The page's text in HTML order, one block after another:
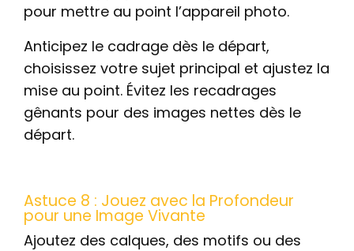
pour mettre au point l’appareil photo.
Anticipez le cadrage dès le départ,
choisissez votre sujet principal et ajustez la
mise au point. Évitez les recadrages
gênants pour des images nettes dès le
départ.
Astuce 8 : Jouez avec la Profondeur
pour une Image Vivante
Ajoutez des calques, des motifs ou des